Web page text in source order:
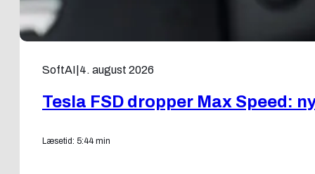
SoftAI 4. august 2026
Tesla FSD dropper Max Speed:
Læsetid: 5:44 min